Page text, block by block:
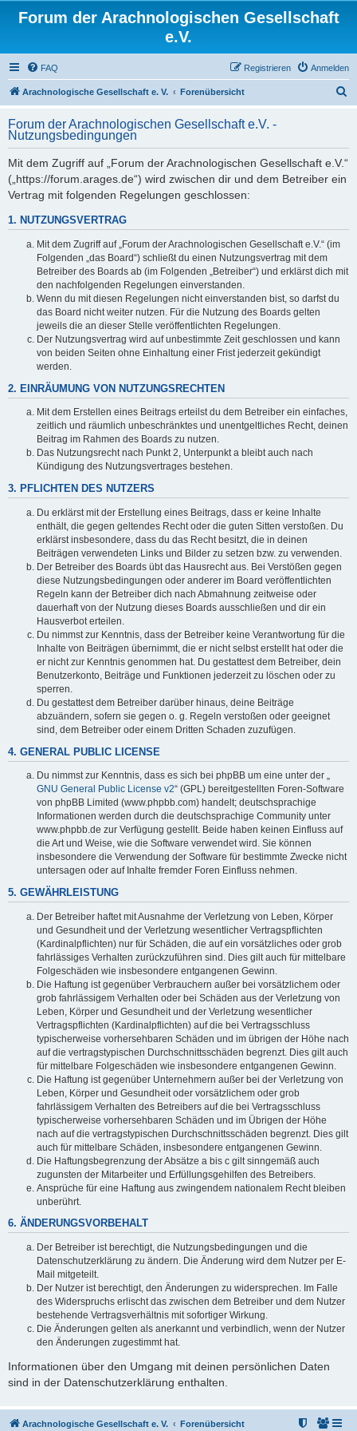
Forum der Arachnologischen Gesellschaft
e.V.
FAQ Anmelden
Registrieren
Arachnologische Gesellschaft e. V. Forenübersicht
h
Forum der Arachnologischen Gesellschaft e.V. -
Nutzungsbedingungen
Mit dem Zugriff auf „Forum der Arachnologischen Gesellschaft e.V.“
(„https://forum.arages.de“) wird zwischen dir und dem Betreiber ein
Vertrag mit folgenden Regelungen geschlossen:
1. NUTZUNGSVERTRAG
Mit dem Zugriff auf „Forum der Arachnologischen Gesellschaft e.V.“ (im
Folgenden „das Board“) schließt du einen Nutzungsvertrag mit dem
Betreiber des Boards ab (im Folgenden „Betreiber“) und erklärst dich mit
den nachfolgenden Regelungen einverstanden.
Wenn du mit diesen Regelungen nicht einverstanden bist, so darfst du
das Board nicht weiter nutzen. Für die Nutzung des Boards gelten
jeweils die an dieser Stelle veröffentlichten Regelungen.
Der Nutzungsvertrag wird auf unbestimmte Zeit geschlossen und kann
von beiden Seiten ohne Einhaltung einer Frist jederzeit gekündigt
werden.
2. EINRÄUMUNG VON NUTZUNGSRECHTEN
Mit dem Erstellen eines Beitrags erteilst du dem Betreiber ein einfaches,
zeitlich und räumlich unbeschränktes und unentgeltliches Recht, deinen
Beitrag im Rahmen des Boards zu nutzen.
Das Nutzungsrecht nach Punkt 2, Unterpunkt a bleibt auch nach
Kündigung des Nutzungsvertrages bestehen.
3. PFLICHTEN DES NUTZERS
Du erklärst mit der Erstellung eines Beitrags, dass er keine Inhalte
enthält, die gegen geltendes Recht oder die guten Sitten verstoßen. Du
erklärst insbesondere, dass du das Recht besitzt, die in deinen
Beiträgen verwendeten Links und Bilder zu setzen bzw. zu verwenden.
Der Betreiber des Boards übt das Hausrecht aus. Bei Verstößen gegen
diese Nutzungsbedingungen oder anderer im Board veröffentlichten
Regeln kann der Betreiber dich nach Abmahnung zeitweise oder
dauerhaft von der Nutzung dieses Boards ausschließen und dir ein
Hausverbot erteilen.
Du nimmst zur Kenntnis, dass der Betreiber keine Verantwortung für die
Inhalte von Beiträgen übernimmt, die er nicht selbst erstellt hat oder die
er nicht zur Kenntnis genommen hat. Du gestattest dem Betreiber, dein
Benutzerkonto, Beiträge und Funktionen jederzeit zu löschen oder zu
sperren.
Du gestattest dem Betreiber darüber hinaus, deine Beiträge
abzuändern, sofern sie gegen o. g. Regeln verstoßen oder geeignet
sind, dem Betreiber oder einem Dritten Schaden zuzufügen.
4. GENERAL PUBLIC LICENSE
Du nimmst zur Kenntnis, dass es sich bei phpBB um eine unter der „
GNU General Public License v2“ (GPL) bereitgestellten Foren-Software
von phpBB Limited (www.phpbb.com) handelt; deutschsprachige
Informationen werden durch die deutschsprachige Community unter
www.phpbb.de zur Verfügung gestellt. Beide haben keinen Einfluss auf
die Art und Weise, wie die Software verwendet wird. Sie können
insbesondere die Verwendung der Software für bestimmte Zwecke nicht
untersagen oder auf Inhalte fremder Foren Einfluss nehmen.
5. GEWÄHRLEISTUNG
Der Betreiber haftet mit Ausnahme der Verletzung von Leben, Körper
und Gesundheit und der Verletzung wesentlicher Vertragspflichten
(Kardinalpflichten) nur für Schäden, die auf ein vorsätzliches oder grob
fahrlässiges Verhalten zurückzuführen sind. Dies gilt auch für mittelbare
Folgeschäden wie insbesondere entgangenen Gewinn.
Die Haftung ist gegenüber Verbrauchern außer bei vorsätzlichem oder
grob fahrlässigem Verhalten oder bei Schäden aus der Verletzung von
Leben, Körper und Gesundheit und der Verletzung wesentlicher
Vertragspflichten (Kardinalpflichten) auf die bei Vertragsschluss
typischerweise vorhersehbaren Schäden und im übrigen der Höhe nach
auf die vertragstypischen Durchschnittsschäden begrenzt. Dies gilt auch
für mittelbare Folgeschäden wie insbesondere entgangenen Gewinn.
Die Haftung ist gegenüber Unternehmern außer bei der Verletzung von
Leben, Körper und Gesundheit oder vorsätzlichem oder grob
fahrlässigem Verhalten des Betreibers auf die bei Vertragsschluss
typischerweise vorhersehbaren Schäden und im Übrigen der Höhe
nach auf die vertragstypischen Durchschnittsschäden begrenzt. Dies gilt
auch für mittelbare Schäden, insbesondere entgangenen Gewinn.
Die Haftungsbegrenzung der Absätze a bis c gilt sinngemäß auch
zugunsten der Mitarbeiter und Erfüllungsgehilfen des Betreibers.
Ansprüche für eine Haftung aus zwingendem nationalem Recht bleiben
unberührt.
6. ÄNDERUNGSVORBEHALT
Der Betreiber ist berechtigt, die Nutzungsbedingungen und die
Datenschutzerklärung zu ändern. Die Änderung wird dem Nutzer per E-
Mail mitgeteilt.
Der Nutzer ist berechtigt, den Änderungen zu widersprechen. Im Falle
des Widerspruchs erlischt das zwischen dem Betreiber und dem Nutzer
bestehende Vertragsverhältnis mit sofortiger Wirkung.
Die Änderungen gelten als anerkannt und verbindlich, wenn der Nutzer
den Änderungen zugestimmt hat.
Informationen über den Umgang mit deinen persönlichen Daten
sind in der Datenschutzerklärung enthalten.
Arachnologische Gesellschaft e. V. Forenübersicht